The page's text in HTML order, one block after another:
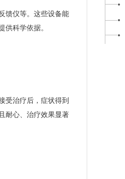
馈仪等。这些设备能
科学依据。
受治疗后，症状得到
耐心、治疗效果显著